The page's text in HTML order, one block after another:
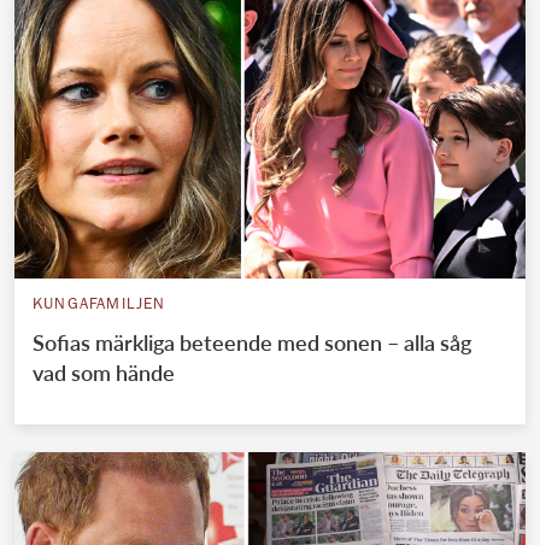
KUNGAFAMILJEN
Sofias märkliga beteende med sonen – alla såg
vad som hände